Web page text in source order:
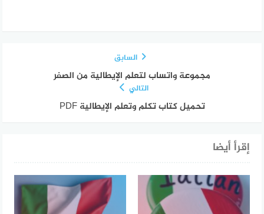
السابق
مجموعة واتساب لتعلم الإيطالية من الصفر
التالي
تحميل كتاب تكلم وتعلم الإيطالية PDF
إقرأ أيضا